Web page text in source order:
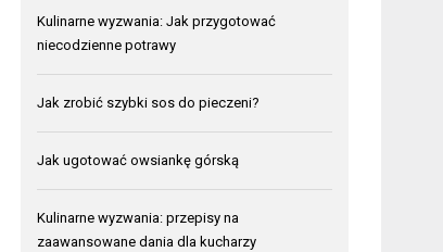
Kulinarne wyzwania: Jak przygotować
niecodzienne potrawy
Jak zrobić szybki sos do pieczeni?
Jak ugotować owsiankę górską
Kulinarne wyzwania: przepisy na
zaawansowane dania dla kucharzy